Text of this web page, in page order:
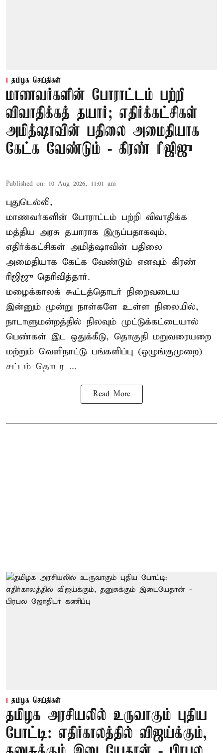
தமிழக செய்திகள்
மாணவர்களின் போராட்டம் பற்றி
விவாதிக்கத் தயார்; எதிர்க்கட்சிகள்
அமித்ஷாவின் பதிலை அமைதியாக
கேட்க வேண்டும் - கிரண் ரிஜிஜு
Published on: 10 Aug 2026, 11:01 am
புதுடெல்லி,
மாணவர்களின் போராட்டம் பற்றி விவாதிக்க
மத்திய அரசு தயாராக இருப்பதாகவும்,
எதிர்க்கட்சிகள் அமித்ஷாவின் பதிலை
அமைதியாக கேட்க வேண்டும் எனவும் கிரண்
ரிஜிஜு தெரிவித்தார்.
மழைக்காலக் கூட்டத்தொடர் நிறைவடைய
இன்னும் மூன்று நாள்களே உள்ள நிலையில்,
நாடாளுமன்றத்தில் நிலவும் முட்டுக்கட்டையால்
பெண்கள் இட ஒதுக்கீடு, தொகுதி மறுவரையறை
மற்றும் வெளிநாட்டு பங்களிப்பு (ஒழுங்குமுறை)
சட்டம் தொடர ...
Read More
தமிழக செய்திகள்
தமிழக அரசியலில் உருவாகும் புதிய
போட்டி: எதிர்காலத்தில் விஜய்க்கும்,